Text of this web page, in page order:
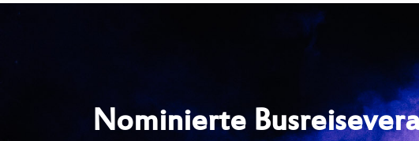
Nominierte